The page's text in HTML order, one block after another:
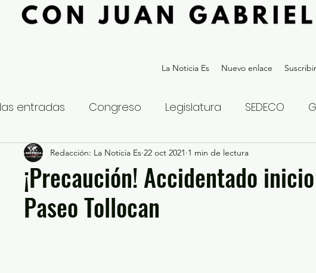
La Noticia Es Nuevo enlace
entradas Congreso Legislatura SEDECO
Nacional Estatal Gubernatura Edoméx 2023
y Cultura Seguridad y Justicia
¡Precaución! Accidentado
Paseo Tollocan
Redacción: La Noticia Es 22 oct 2021 1 min de lectura